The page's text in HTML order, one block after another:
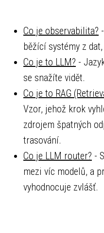
Co je observabilita?
běžící systémy z
Co je to LLM? -
se snažíte vidět.
Co je to RAG
Vzor, jehož krok
zdrojem špatných
trasování.
Co je LLM router? -
mezi víc modelů, a
vyhodnocuje zvlášť.